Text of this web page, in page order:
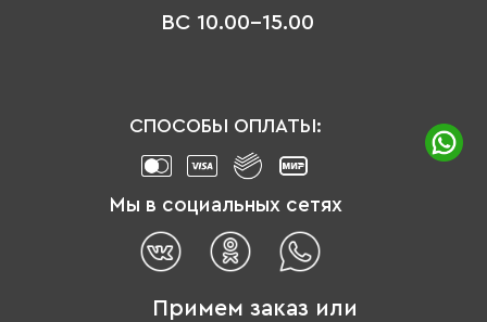
ВС 10.00-15.00
СПОСОБЫ ОПЛАТЫ:
Мы в социальных сетях
Примем заказ или